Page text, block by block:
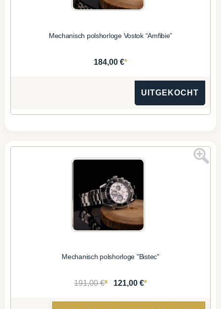
Mechanisch polshorloge Vostok “Amfibie”
184,00 €*
UITGEKOCHT
Mechanisch polshorloge "Bistec"
191,00 €* 121,00 €*